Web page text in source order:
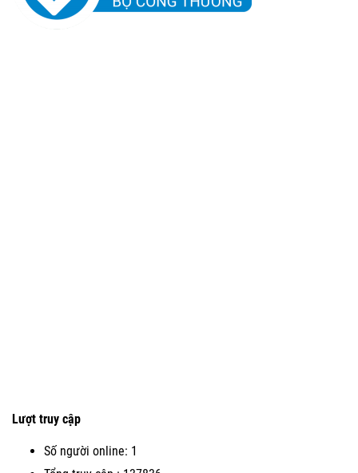
Lượt truy cập
Số người online: 1